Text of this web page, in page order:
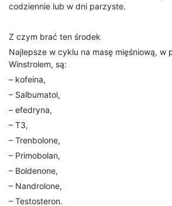
codziennie lub w dni parzyste.
Z czym brać ten środek
Najlepsze w cyklu na masę mięśniową, w
Winstrolem, są:
– kofeina,
– Salbumatol,
– efedryna,
– T3,
– Trenbolone,
– Primobolan,
– Boldenone,
– Nandrolone,
– Testosteron.